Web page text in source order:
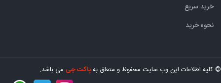
خرید سریع
نحوه خرید
© کلیه اطلاعات این وب سایت محفوظ و متعلق بهپاکت چی می باشد.